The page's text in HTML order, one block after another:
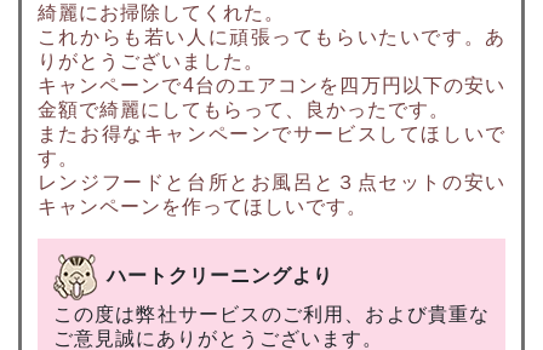
綺麗にお掃除してくれた。
これからも若い人に頑張ってもらいたいです。あ
りがとうございました。
キャンペーンで4台のエアコンを四万円以下の安い
金額で綺麗にしてもらって、良かったです。
またお得なキャンペーンでサービスしてほしいで
す。
レンジフードと台所とお風呂と３点セットの安い
キャンペーンを作ってほしいです。
ハートクリーニングより
この度は弊社サービスのご利用、および貴重な
ご意見誠にありがとうございます。